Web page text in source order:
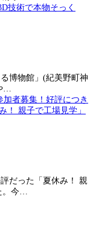
博物館」(紀美野町神
…
だった「夏休み！ 親
。今…